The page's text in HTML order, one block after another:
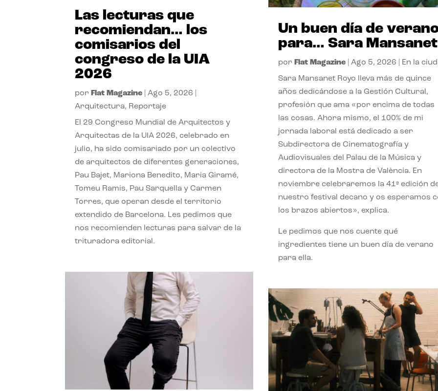
Las lecturas que
recomiendan… los
comisarios del
congreso de la UIA
2026
por Flat Magazine |Ago 5, 2026
Arquitectura, Reportaje
El 29 Congreso Mundial de Arquitectos y
Arquitectas de la UIA 2026, celebrado en
julio, ha sido comisariado por un colectivo
de arquitectos de diferentes generaciones,
Pau Bajet, Mariona Benedito, Maria Giramé,
Tomeu Ramis, Pau Sarquella y Carmen
Torres, que operan desde el territorio
extendido de Barcelona. Les pedimos que
nos recomienden lecturas para salvar de la
trituradora editorial.
Un buen día de
para… Sara Mansanet
por Flat Magazine| Ago 5, 2026 En la
Sara Mansanet Royo lleva más de quince
años dedicándose a la Gestión Cultural,
profesión que ama «por encima de todas
las cosas. Ahora mismo, el 100% de mi
jornada laboral está dedicado a ser
Subdirectora de Cinematografía y
Audiovisuales del Palau de la Música y
directora de la Mostra de València. En
noviembre celebraremos la 41ª edición
nuestro festival decano y os esperamos
los brazos abiertos», explica.
Le pedimos que nos cuente qué
ingredientes tiene un buen día de verano
para ella.